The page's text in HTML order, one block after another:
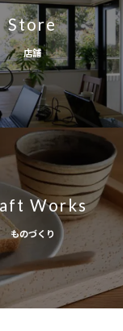
Store
店舗
Works
ものづくり